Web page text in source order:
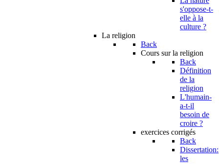
s'oppose-t-
elle à la
culture ?
La religion
Back
Cours sur la religion
Back
Définition
de la
religion
L'humain-
a-t-il
besoin de
croire ?
exercices corrigés
Back
Dissertation:
les